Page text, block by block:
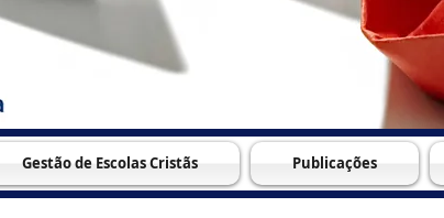
Gestão de Escolas Cristãs Publicações